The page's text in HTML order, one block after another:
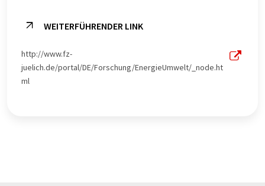
WEITERFÜHRENDER LINK
http://www.fz-
juelich.de/portal/DE/Forschung/EnergieUmwelt/_node.ht
ml